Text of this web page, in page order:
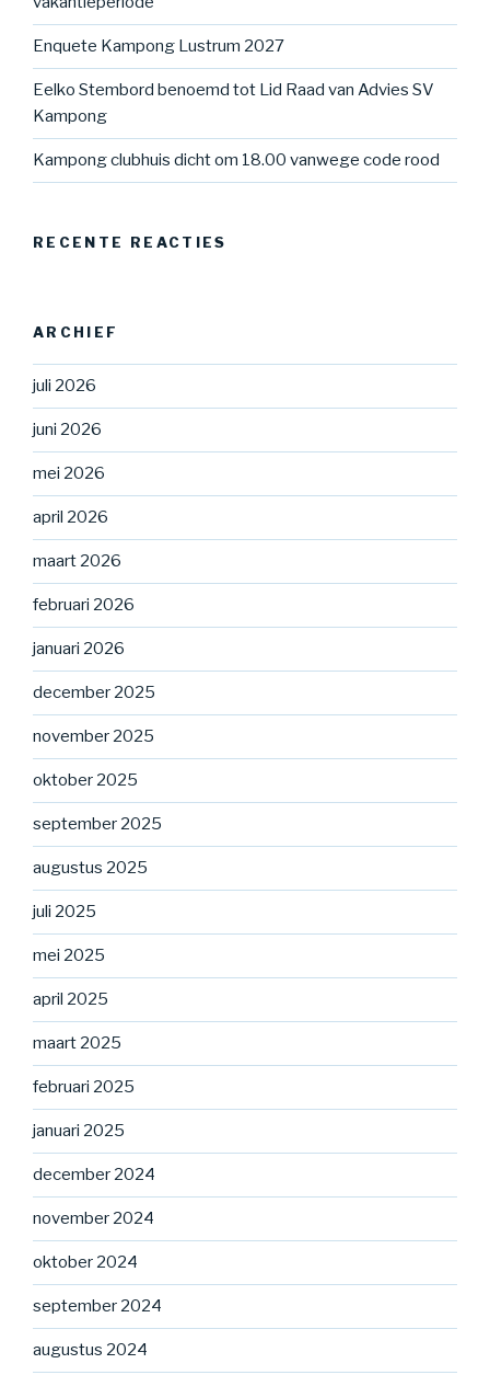
Enquete Kampong Lustrum 2027
Eelko Stembord benoemd tot Lid Raad van Advies SV
Kampong
Kampong clubhuis dicht om 18.00 vanwege code rood
RECENTE REACTIES
ARCHIEF
juli 2026
juni 2026
mei 2026
april 2026
maart 2026
februari 2026
januari 2026
december 2025
november 2025
oktober 2025
september 2025
augustus 2025
juli 2025
mei 2025
april 2025
maart 2025
februari 2025
januari 2025
december 2024
november 2024
oktober 2024
september 2024
augustus 2024